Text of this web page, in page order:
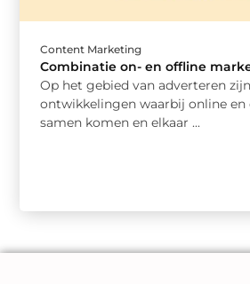
Content Marketing
Combinatie on- en offline
Op het gebied van adverteren
ontwikkelingen waarbij online
samen komen en elkaar ...